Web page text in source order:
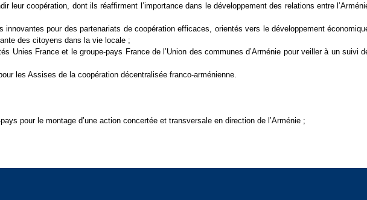
leur coopération, dont ils réaffirment l’importance dans le développement des relations entre
pour des partenariats de coopération efficaces, orientés vers le développement
des citoyens dans la vie locale ;
Unies France et le groupe-pays France de l’Union des communes d’Arménie pour veiller à un suivi
les Assises de la coopération décentralisée franco-arménienne.
pour le montage d’une action concertée et transversale en direction de l’Arménie ;